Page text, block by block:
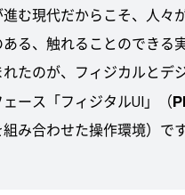
進む現代だからこそ、人々
ある、触れることのでき
たのが、フィジカルとデ
ース「フィジタルUI」（
み合わせた操作環境）です